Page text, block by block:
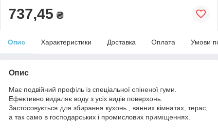
737,45 ₴
Опис Характеристики Доставка Оплата Умови
Опис
Має подвійний профіль із спеціальної спіненої гуми.
Ефективно видаляє воду з усіх видів поверхонь.
Застосовується для збирання кухонь , ванних кімнатах, терас,
а так само в господарських і промислових приміщеннях.